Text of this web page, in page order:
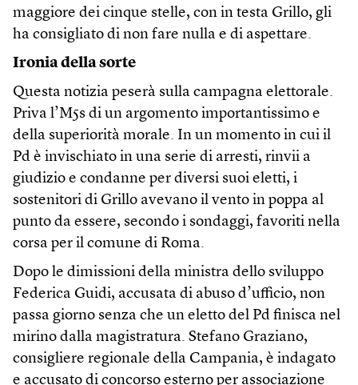
maggiore dei cinque stelle, con in testa Grillo, gli
ha consigliato di non fare nulla e di aspettare.
Ironia della sorte
Questa notizia peserà sulla campagna elettorale.
Priva l’M5s di un argomento importantissimo e
della superiorità morale. In un momento in cui il
Pd è invischiato in una serie di arresti, rinvii a
giudizio e condanne per diversi suoi eletti, i
sostenitori di Grillo avevano il vento in poppa al
punto da essere, secondo i sondaggi, favoriti nella
corsa per il comune di Roma.
Dopo le dimissioni della ministra dello sviluppo
Federica Guidi, accusata di abuso d’ufficio, non
passa giorno senza che un eletto del Pd finisca nel
mirino dalla magistratura. Stefano Graziano,
consigliere regionale della Campania, è indagato
e accusato di concorso esterno per associazione